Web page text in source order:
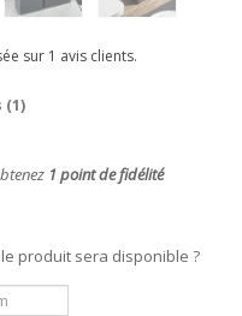
sur 1 avis clients.
(1)
1 point de fidélité
produit sera disponible ?